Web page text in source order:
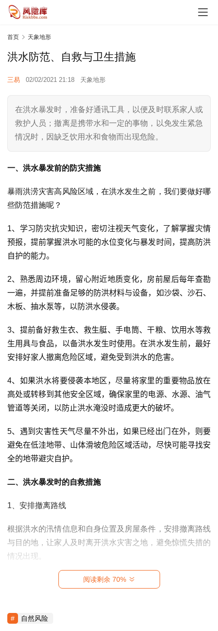
首
观
势
乘
势
时
代
风
案
启
利
首页 天象地形
洪水防范、自救与卫生措施
三易 02/02/2021 21:18 天象地形
在洪水暴发时，准备好通讯工具，以便及时联系家人或
救护人员；撤离是携带水和一定的事物，以免发生紧急
情况时，因缺乏饮用水和食物而出现危险。
一、洪水暴发前的防灾措施
暴雨洪涝灾害高风险区域，在洪水发生之前，我们要做好哪
些防范措施呢？
1、学习防灾抗灾知识，密切注视天气变化，了解掌握灾情
预报，提前掌握洪水可能的水位变化与暴发时间，提高防洪
自护的能力。
2、熟悉周边环境，留心附近地质变化，房前屋后每年查勘
一遍，并提前准备足够的防洪材料与设备，如沙袋、沙石、
木板、抽水泵等，以防洪水侵袭。
3、提前备好救生衣、救生艇、手电筒、干粮、饮用水等救
生用具与食品，以备洪水发生时使用。在洪水发生前，最好
安排好家人撤离危险区域，避免受到洪水的危害。
4、如果洪水将要侵袭本地区，尽量将家里的重要物品放在
高处或转移到其他安全区域，确保家里的电源、水源、油气
管道等关闭，以防止洪水淹没时造成更大的破坏。
5、遇到灾害性天气尽量不外出，如果已经出门在外，则要
避免在低洼地带、山体滑坡危险区域活动，尽快可能寻找安
全的地带避灾自护。
二、洪水暴发时的自救措施
1、安排撤离路线
根据洪水的汛情信息和自身位置及房屋条件，安排撤离路线
与目的地，让家人及时离开洪水灾害之地，避免惊慌失措的
情况出现。
、准备通讯工具与逃生物资
家人或救护人员；同时准备好逃生物资，尤其要携带水，以
阅读剩余 70%
自然风险